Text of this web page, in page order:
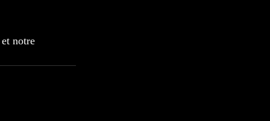
notre